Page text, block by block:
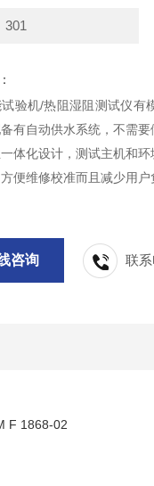
验机/热阻湿阻测试仪有
有自动供水系统，不需
体化设计，测试主机和
便维修校准而且减少用户
咨询 联系
F 1868-02